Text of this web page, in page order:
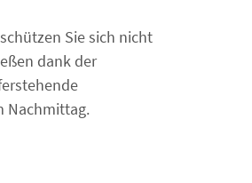
Sie sich nicht
dank der
Nachmittag.